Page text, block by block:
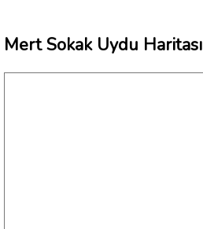
Mert Sokak Uydu Haritası